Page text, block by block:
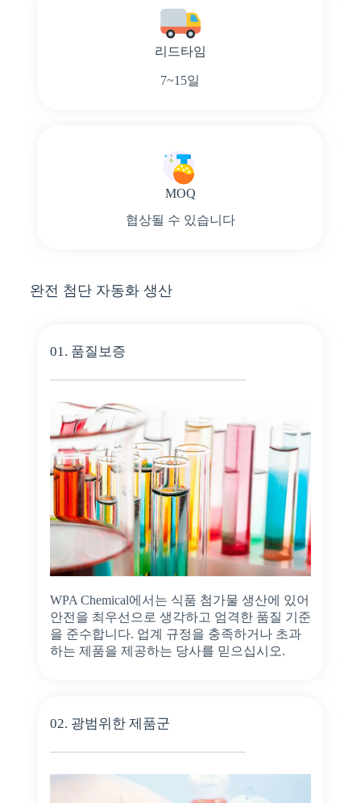
리드타임
7~15일
MOQ
협상될 수 있습니다
완전 첨단 자동화 생산
01. 품질보증
WPA Chemical에서는 식품 첨가물 생산에 있어
안전을 최우선으로 생각하고 엄격한 품질 기준
을 준수합니다. 업계 규정을 충족하거나 초과
하는 제품을 제공하는 당사를 믿으십시오.
02. 광범위한 제품군